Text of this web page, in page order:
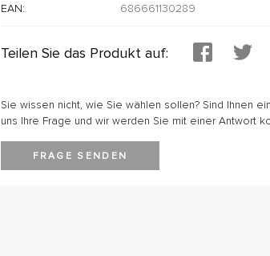
EAN: 686661130289
Teilen Sie das Produkt auf:
Sie wissen nicht, wie Sie wählen sollen? Sind Ihnen
uns Ihre Frage und wir werden Sie mit einer Antwort
FRAGE SENDEN